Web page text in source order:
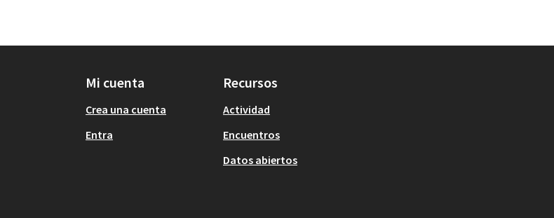
Mi cuenta
Crea una cuenta
Entra
Recursos
Actividad
Encuentros
Datos abiertos